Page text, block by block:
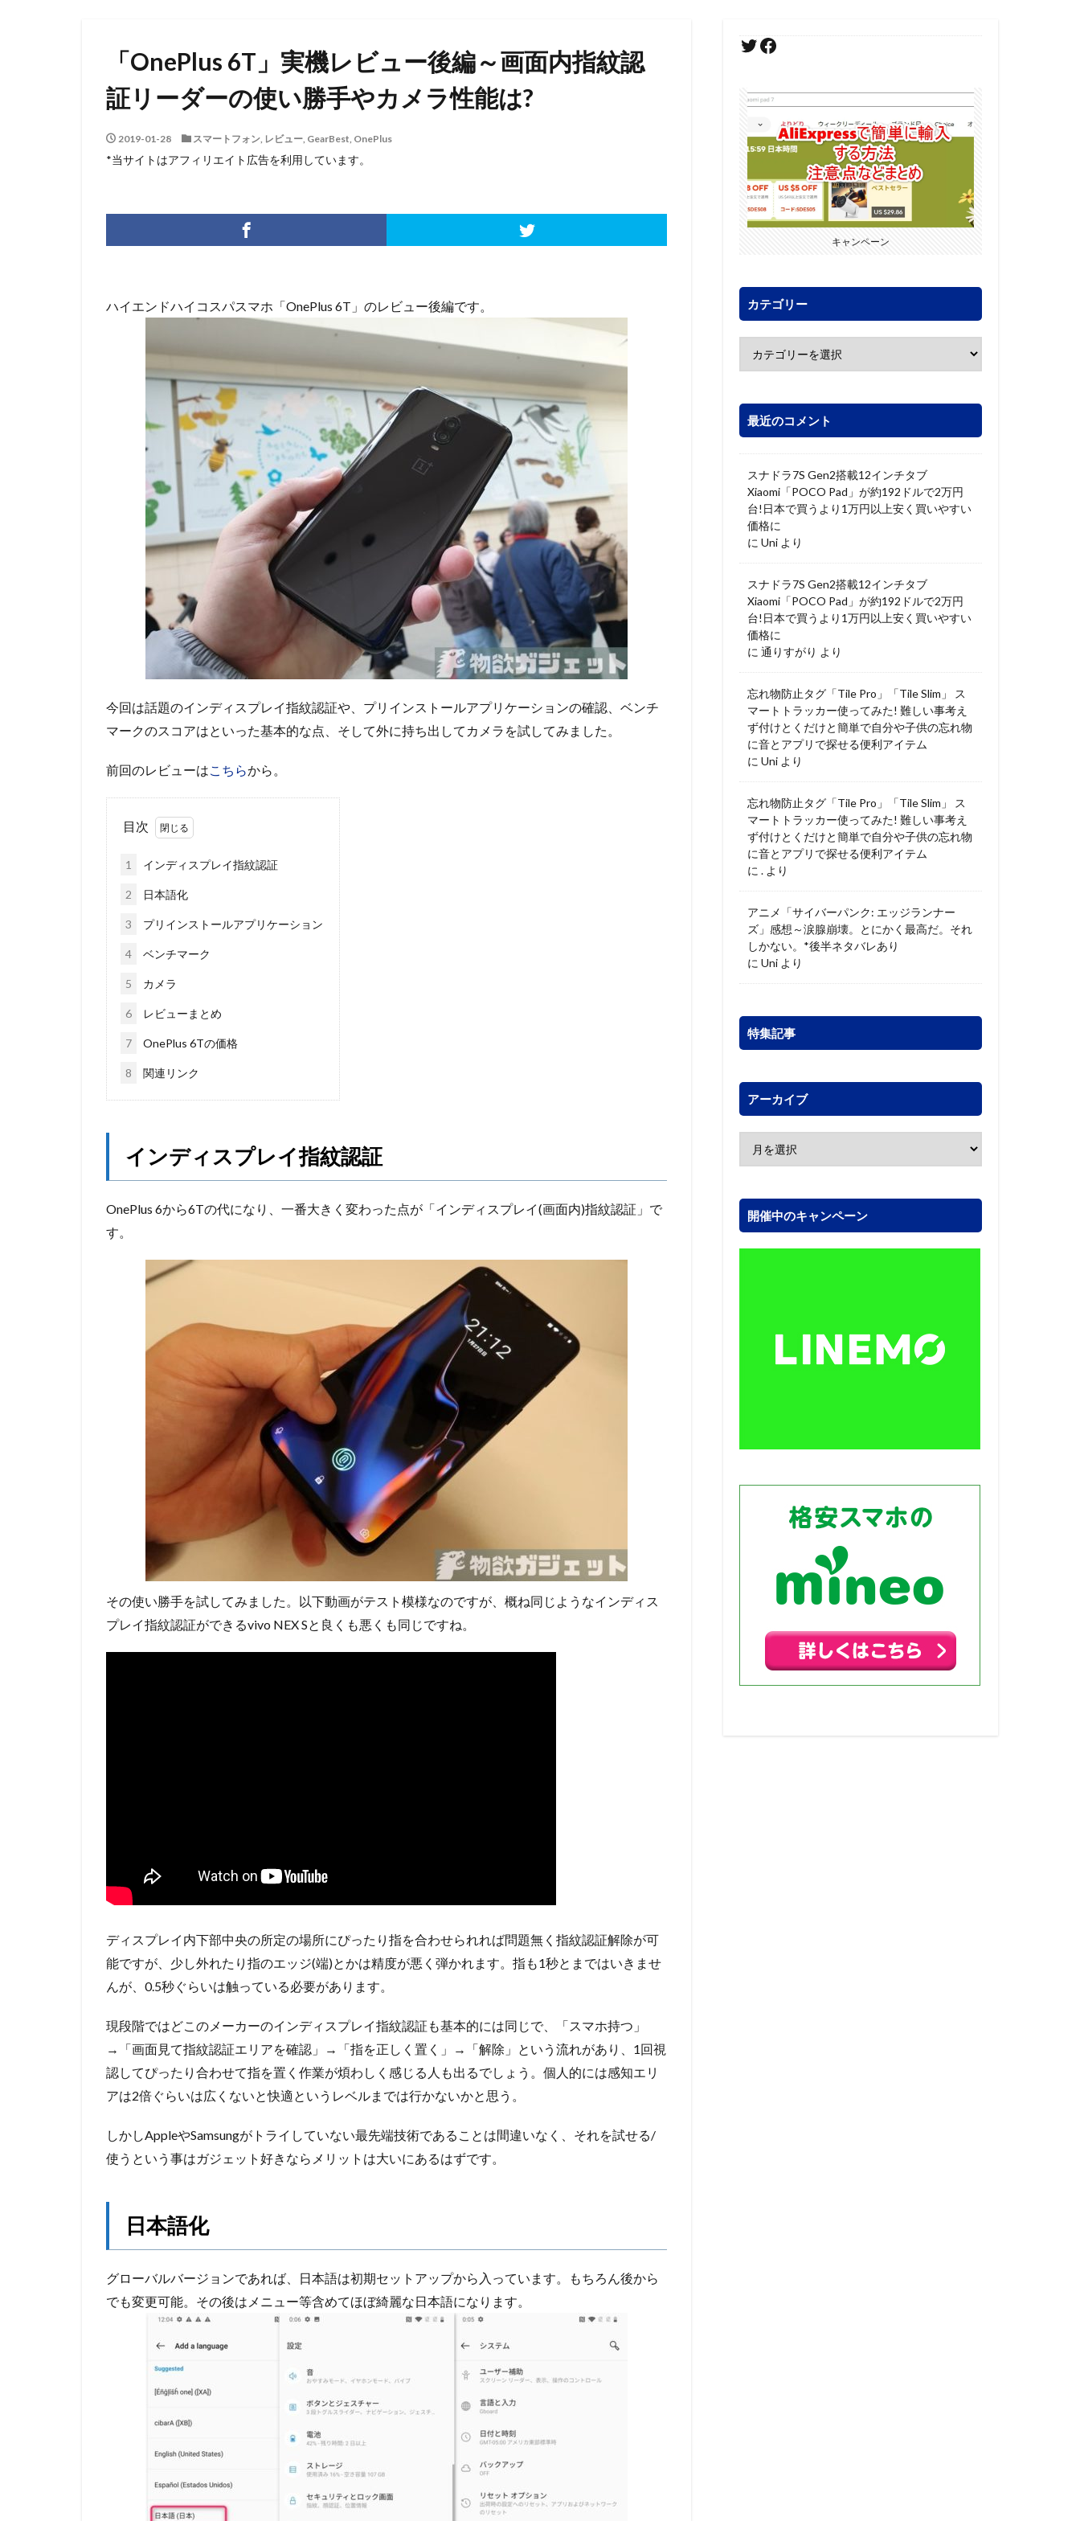
「OnePlus 6T」実機レビュー後編～画面内指紋認
証リーダーの使い勝手やカメラ性能は?
2019-01-28 スマートフォン, レビュー, GearBest, OnePlus
*当サイトはアフィリエイト広告を利用しています。
ハイエンドハイコスパスマホ「OnePlus 6T」のレビュー後編です。
今回は話題のインディスプレイ指紋認証や、プリインストールアプリケーションの確認、ベンチ
マークのスコアはといった基本的な点、そして外に持ち出してカメラを試してみました。
前回のレビューはこちらから。
目次
1 インディスプレイ指紋認証
2 日本語化
3 プリインストールアプリケーション
4 ベンチマーク
5 カメラ
6 レビューまとめ
7 OnePlus 6Tの価格
8 関連リンク
インディスプレイ指紋認証
OnePlus 6から6Tの代になり、一番大きく変わった点が「インディスプレイ(画面内)指紋認証」で
す。
その使い勝手を試してみました。以下動画がテスト模様なのですが、概ね同じようなインディス
プレイ指紋認証ができるvivo NEX Sと良くも悪くも同じですね。
ディスプレイ内下部中央の所定の場所にぴったり指を合わせられれば問題無く指紋認証解除が可
能ですが、少し外れたり指のエッジ(端)とかは精度が悪く弾かれます。指も1秒とまではいきませ
んが、0.5秒ぐらいは触っている必要があります。
現段階ではどこのメーカーのインディスプレイ指紋認証も基本的には同じで、「スマホ持つ」
→「画面見て指紋認証エリアを確認」→「指を正しく置く」→「解除」という流れがあり、1回視
認してぴったり合わせて指を置く作業が煩わしく感じる人も出るでしょう。個人的には感知エリ
アは2倍ぐらいは広くないと快適というレベルまでは行かないかと思う。
しかしAppleやSamsungがトライしていない最先端技術であることは間違いなく、それを試せる/
使うという事はガジェット好きならメリットは大いにあるはずです。
日本語化
グローバルバージョンであれば、日本語は初期セットアップから入っています。もちろん後から
でも変更可能。その後はメニュー等含めてほぼ綺麗な日本語になります。
キャンペーン
カテゴリー
最近のコメント
スナドラ7S Gen2搭載12インチタブ
Xiaomi「POCO Pad」が約192ドルで2万円
台!日本で買うより1万円以上安く買いやすい
価格に
に Uni より
スナドラ7S Gen2搭載12インチタブ
Xiaomi「POCO Pad」が約192ドルで2万円
台!日本で買うより1万円以上安く買いやすい
価格に
に 通りすがり より
忘れ物防止タグ「Tile Pro」「Tile Slim」 ス
マートトラッカー使ってみた! 難しい事考え
ず付けとくだけと簡単で自分や子供の忘れ物
に音とアプリで探せる便利アイテム
に Uni より
忘れ物防止タグ「Tile Pro」「Tile Slim」 ス
マートトラッカー使ってみた! 難しい事考え
ず付けとくだけと簡単で自分や子供の忘れ物
に音とアプリで探せる便利アイテム
に . より
アニメ「サイバーパンク: エッジランナー
ズ」感想～涙腺崩壊。とにかく最高だ。それ
しかない。*後半ネタバレあり
に Uni より
特集記事
アーカイブ
開催中のキャンペーン